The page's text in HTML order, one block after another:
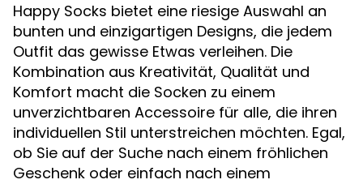
Happy Socks bietet eine riesige Auswahl an
bunten und einzigartigen Designs, die jedem
Outfit das gewisse Etwas verleihen. Die
Kombination aus Kreativität, Qualität und
Komfort macht die Socken zu einem
unverzichtbaren Accessoire für alle, die ihren
individuellen Stil unterstreichen möchten. Egal,
ob Sie auf der Suche nach einem fröhlichen
Geschenk oder einfach nach einem